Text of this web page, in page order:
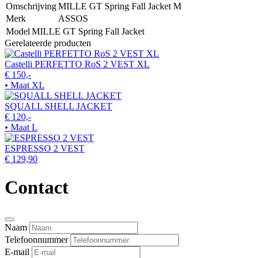
OmschrijvingMILLE GT Spring Fall Jacket M
Merk
ASSOS
Model MILLE GT Spring Fall Jacket
Gerelateerde producten
Castelli PERFETTO RoS 2 VEST XL
€ 150,-
• Maat XL
SQUALL SHELL JACKET
€ 120,-
• Maat L
ESPRESSO 2 VEST
€ 129,90
Contact
Naam
Telefoonnummer
E-mail